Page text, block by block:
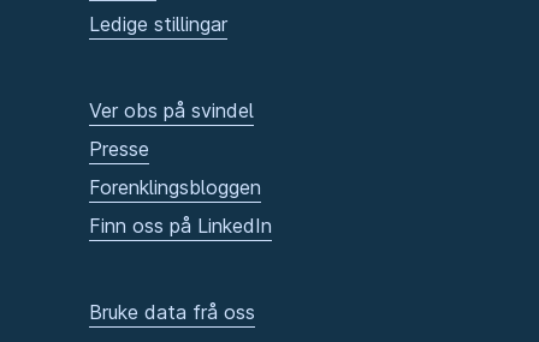
Ledige stillingar
Ver obs på svindel
Presse
Forenklingsbloggen
Finn oss på LinkedIn
Bruke data frå oss